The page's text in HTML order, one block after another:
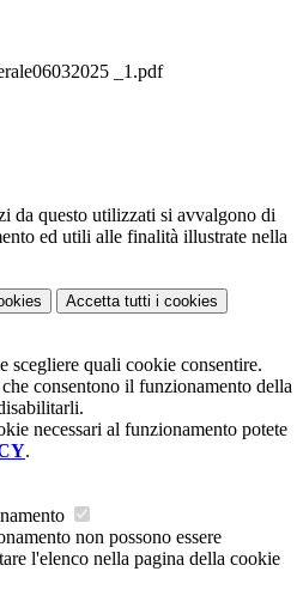
_1.pdf
da questo utilizzati si avvalgono di
ed utili alle finalità illustrate nella
Accetta tutti i cookies
scegliere quali cookie consentire.
consentono il funzionamento della
necessari al funzionamento potete
.
non possono essere
l'elenco nella pagina della cookie